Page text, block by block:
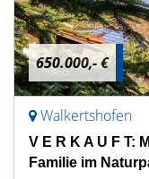
650.000,- €
Walkertshofen
V E R K A U F T:
Familie im